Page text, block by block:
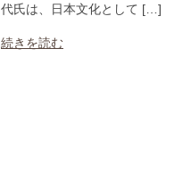
代氏は、日本文化として […]
続きを読む